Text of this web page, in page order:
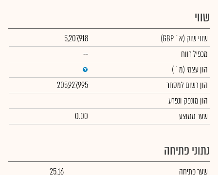
שווי
שווי שוק (א` GBP)
5,207,918
מכפיל רווח
--
הון עצמי (מ` )
הון רשום למסחר
205,927,995
הון מונפק ונפרע
שער ממוצע
0.00
נתוני פתיחה
שער פתיחה 25.16